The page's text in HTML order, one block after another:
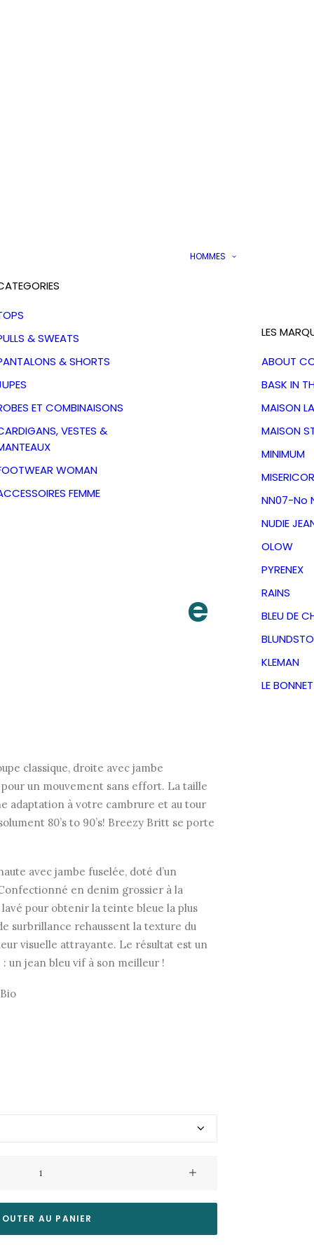
& SWEATS
& SHORTS
ET COMBINAISONS
VESTES &
WOMAN
FEMME
HOMMES
LES
ABOUT
BASK IN
MAISON
MAISON
MINIMUM
NN07-No
NUDIE
OLOW
PYRENEX
RAINS
BLEU DE
KLEMAN
LE
Nudie
classique, droite avec jambe
un mouvement sans effort. La taille
adaptation à votre cambrure et au tour
80’s to 90’s! Breezy Britt se porte
avec jambe fuselée, doté d’un
en denim grossier à la
pour obtenir la teinte bleue la plus
surbrillance rehaussent la texture du
visuelle attrayante. Le résultat est un
un jean bleu vif à son meilleur !
AU PANIER